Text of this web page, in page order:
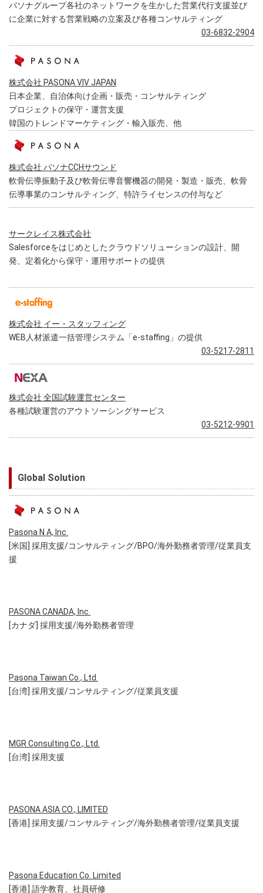
パソナグループ各社のネットワークを生かした営業代行支援並び
に企業に対する営業戦略の立案及び各種コンサルティング
03-6832-2904
株式会社 PASONA VIV JAPAN
日本企業、自治体向け企画・販売・コンサルティング
プロジェクトの保守・運営支援
韓国のトレンドマーケティング・輸入販売、他
株式会社 パソナCCHサウンド
軟骨伝導振動子及び軟骨伝導音響機器の開発・製造・販売、軟骨
伝導事業のコンサルティング、特許ライセンスの付与など
サークレイス株式会社
Salesforceをはじめとしたクラウドソリューションの設計、開
発、定着化から保守・運用サポートの提供
株式会社 イー・スタッフィング
WEB人材派遣一括管理システム「e-staffing」の提供
03-5217-2811
株式会社 全国試験運営センター
各種試験運営のアウトソーシングサービス
03-5212-9901
Global Solution
Pasona N A, Inc.
[米国] 採用支援/コンサルティング/BPO/海外勤務者管理/従業員支
援
PASONA CANADA, Inc.
[カナダ] 採用支援/海外勤務者管理
Pasona Taiwan Co., Ltd.
[台湾] 採用支援/コンサルティング/従業員支援
MGR Consulting Co., Ltd.
[台湾] 採用支援
PASONA ASIA CO., LIMITED
[香港] 採用支援/コンサルティング/海外勤務者管理/従業員支援
Pasona Education Co. Limited
[香港] 語学教育、社員研修